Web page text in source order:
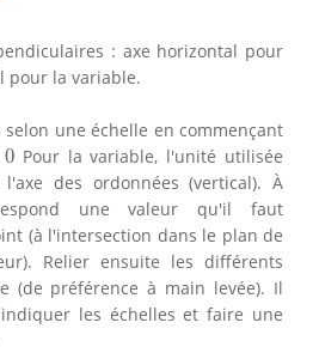
: axe horizontal pour
pour la variable.
selon une échelle en commençant
0
0 Pour la variable, l'unité utilisée
des ordonnées (vertical). À
une valeur qu'il faut
(à l'intersection dans le plan de
Relier ensuite les différents
(de préférence à main levée). Il
les échelles et faire une